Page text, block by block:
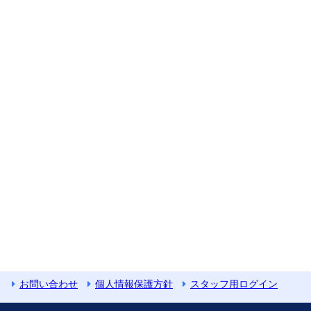
お問い合わせ 個人情報保護方針 スタッフ用ログイン